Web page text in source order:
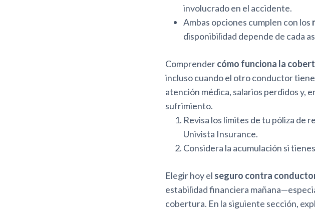
involucrado en el accidente.
Ambas opciones cumplen con los
disponibilidad depende de cada
Comprendercómo funciona la
incluso cuando el otro conductor
atención médica, salarios perdidos y,
sufrimiento.
Revisa los límites de tu póliza de
Univista Insurance.
Considera la acumulación si
Elegir hoy el seguro contra
estabilidad financiera
cobertura. En la siguiente sección,